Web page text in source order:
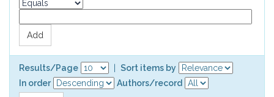
Results/Page
Sort items by
In order
Authors/record